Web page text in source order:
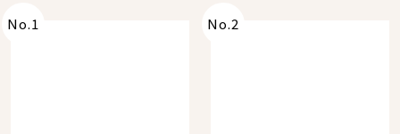
No.1 No.2